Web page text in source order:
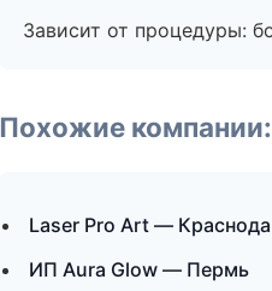
Зависит от процедуры:
Похожие
Laser Pro Art —
ИП Aura Glow — Пермь